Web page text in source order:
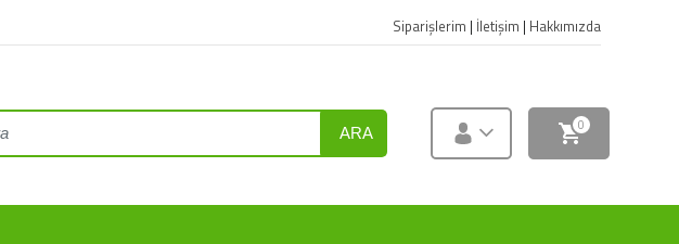
Siparişlerim | İletişim | Hakkımızda
ARA 0